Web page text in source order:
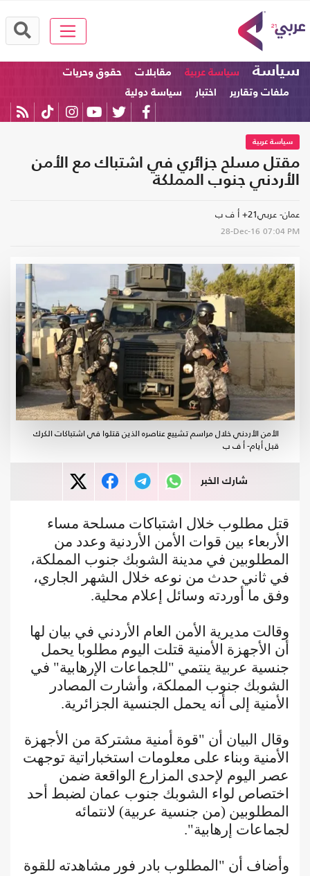
سياسة سياسة عربية مقابلات
حقوق وحريات
ملفات وتقارير
اختبار سياسة دولية
سياسة عربية
مقتل مسلح جزائري في اشتباك مع الأمن
الأردني جنوب المملكة
عمان- عربي21+ أ ف ب
28-Dec-16 07:04 PM
الأمن الأردني خلال مراسم تشييع عناصره الذين قتلوا في اشتباكات الكرك
قبل أيام- أ ف ب
شارك الخبر
قتل مطلوب خلال اشتباكات مسلحة مساء
الأربعاء بين قوات الأمن الأردنية وعدد من
المطلوبين في مدينة الشوبك جنوب المملكة،
في ثاني حدث من نوعه خلال الشهر الجاري،
وفق ما أوردته وسائل إعلام محلية.
وقالت مديرية الأمن العام الأردني في بيان لها
أن الأجهزة الأمنية قتلت اليوم مطلوبا يحمل
جنسية عربية ينتمي "للجماعات الإرهابية" في
الشوبك جنوب المملكة، وأشارت المصادر
الأمنية إلى أنه يحمل الجنسية الجزائرية.
وقال البيان أن "قوة أمنية مشتركة من الأجهزة
الأمنية وبناء على معلومات استخباراتية توجهت
عصر اليوم لإحدى المزارع الواقعة ضمن
اختصاص لواء الشوبك جنوب عمان لضبط أحد
المطلوبين (من جنسية عربية) لانتمائه
لجماعات إرهابية".
وأضاف أن "المطلوب بادر فور مشاهدته للقوة